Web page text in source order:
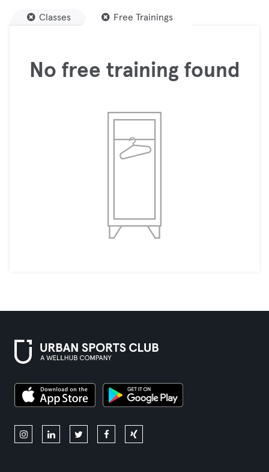
Classes Free Trainings
No free training found